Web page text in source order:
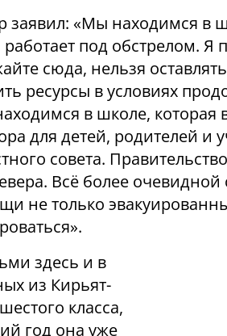
заявил: «Мы находимся в
под обстрелом.
сюда, нельзя
ресурсы в условиях
в школе, которая
для детей, родителей и
совета.
Всё более очевидной
не только
здесь и в
из Кирьят-
класса,
год она уже